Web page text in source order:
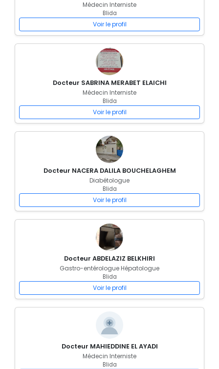
Médecin Interniste
Blida
Voir le profil
Docteur SABRINA MERABET ELAICHI
Médecin Interniste
Blida
Voir le profil
Docteur NACERA DALILA BOUCHELAGHEM
Diabétologue
Blida
Voir le profil
Docteur ABDELAZIZ BELKHIRI
Gastro-entérologue Hépatologue
Blida
Voir le profil
Docteur MAHIEDDINE EL AYADI
Médecin Interniste
Blida